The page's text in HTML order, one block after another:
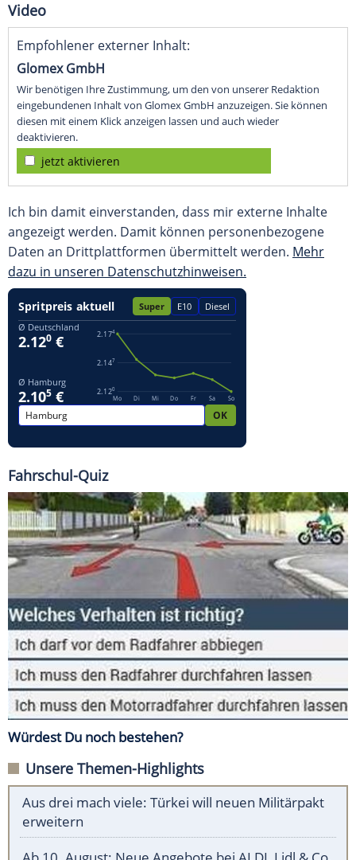
Video
Empfohlener externer Inhalt:
Glomex GmbH
Wir benötigen Ihre Zustimmung, um den von unserer Redaktion
eingebundenen Inhalt von Glomex GmbH anzuzeigen. Sie können
diesen mit einem Klick anzeigen lassen und auch wieder
deaktivieren.
jetzt aktivieren
Ich bin damit einverstanden, dass mir externe Inhalte
angezeigt werden. Damit können personenbezogene
Daten an Drittplattformen übermittelt werden. Mehr
dazu in unseren Datenschutzhinweisen.
Fahrschul-Quiz
Würdest Du noch bestehen?
Unsere Themen-Highlights
Aus drei mach viele: Türkei will neuen Militärpakt
erweitern